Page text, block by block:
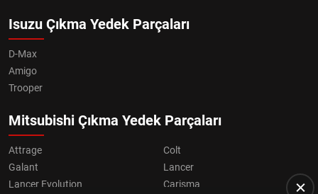
Isuzu Çıkma Yedek Parçaları
D-Max
Amigo
Trooper
Mitsubishi Çıkma Yedek Parçaları
Attrage
Colt
Galant
Lancer
Lancer Evolution
Carisma